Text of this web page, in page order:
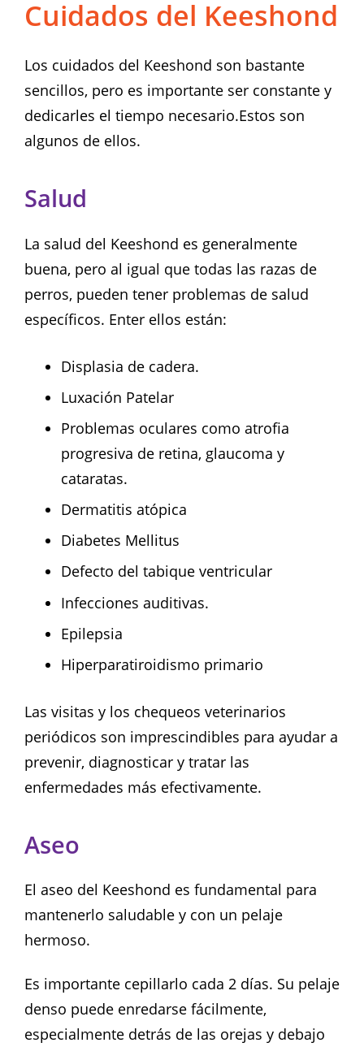
Cuidados del Keeshond
Los cuidados del Keeshond son bastante
sencillos, pero es importante ser constante y
dedicarles el tiempo necesario.Estos son
algunos de ellos.
Salud
La salud del Keeshond es generalmente
buena, pero al igual que todas las razas de
perros, pueden tener problemas de salud
específicos. Enter ellos están:
Displasia de cadera.
Luxación Patelar
Problemas oculares como atrofia
progresiva de retina, glaucoma y
cataratas.
Dermatitis atópica
Diabetes Mellitus
Defecto del tabique ventricular
Infecciones auditivas.
Epilepsia
Hiperparatiroidismo primario
Las visitas y los chequeos veterinarios
periódicos son imprescindibles para ayudar a
prevenir, diagnosticar y tratar las
enfermedades más efectivamente.
Aseo
El aseo del Keeshond es fundamental para
mantenerlo saludable y con un pelaje
hermoso.
Es importante cepillarlo cada 2 días. Su pelaje
denso puede enredarse fácilmente,
especialmente detrás de las orejas y debajo